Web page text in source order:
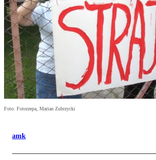
Foto: Fotorzepa, Marian Zubrzycki
amk